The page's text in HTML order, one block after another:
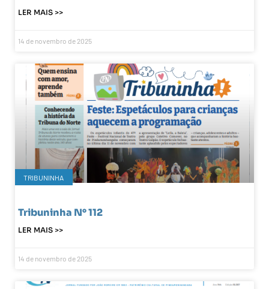
LER MAIS >>
14 de novembro de 2025
TRIBUNINHA
Tribuninha N° 112
LER MAIS >>
14 de novembro de 2025